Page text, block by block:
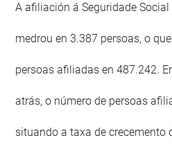
A afiliación á Seguridade
medrou en 3.387 persoas, o
persoas afiliadas en 487.242.
atrás, o número de persoas
situando a taxa de crecemento